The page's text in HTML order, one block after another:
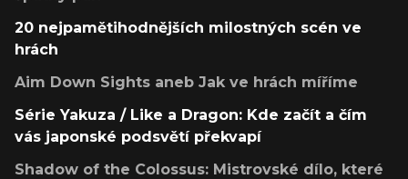
20 nejpamětihodnějších milostných scén ve
hrách
Aim Down Sights aneb Jak ve hrách míříme
Série Yakuza / Like a Dragon: Kde začít a čím
vás japonské podsvětí překvapí
Shadow of the Colossus: Mistrovské dílo, které